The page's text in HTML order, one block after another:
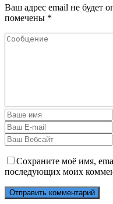
Ваш адрес email не будет
помечены *
Сохраните моё имя,
последующих моих